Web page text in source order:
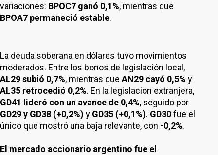
variaciones: BPOC7 ganó 0,1%, mientras que
BPOA7 permaneció estable.
La deuda soberana en dólares tuvo movimientos
moderados. Entre los bonos de legislación local,
AL29 subió 0,7%, mientras que AN29 cayó 0,5% y
AL35 retrocedió 0,2%. En la legislación extranjera,
GD41 lideró con un avance de 0,4%, seguido por
GD29 y GD38 (+0,2%) y GD35 (+0,1%). GD30fue el
único que mostró una baja relevante, con -0,2%.
El mercado accionario argentino fue el